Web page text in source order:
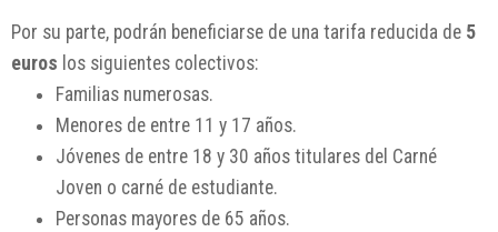
Por su parte, podrán beneficiarse de una tarifa reducida de 5
euros los siguientes colectivos:
Familias numerosas.
Menores de entre 11 y 17 años.
Jóvenes de entre 18 y 30 años titulares del Carné
Joven o carné de estudiante.
Personas mayores de 65 años.